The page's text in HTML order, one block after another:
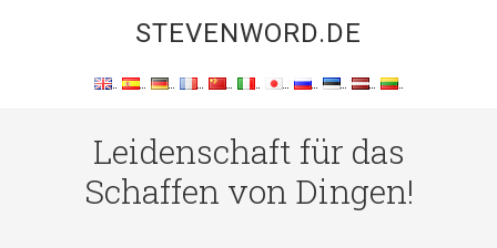
STEVENWORD.DE
Leidenschaft für das
Schaffen von Dingen!